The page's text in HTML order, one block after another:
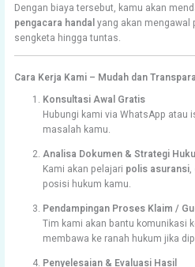
Dengan biaya tersebut, kamu akan
pengacara handalyang akan
sengketa hingga tuntas.
Cara Kerja Kami – Mudah dan
Konsultasi Awal Gratis
Hubungi kami via WhatsApp atau
masalah kamu.
Analisa Dokumen & Strategi
Kami akan pelajari polis asuransi,
posisi hukum kamu.
Pendampingan Proses Klaim /
Tim kami akan bantu komunikasi
membawa ke ranah hukum jika
Penyelesaian & Evaluasi Hasil